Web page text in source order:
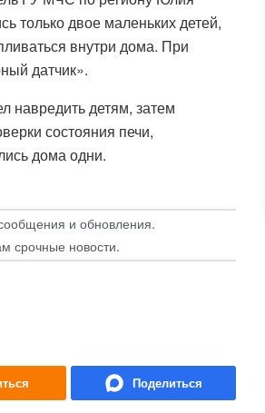
только двое маленьких детей,
внутри дома. При
датчик».
навредить детям, затем
состояния печи,
дома одни.
и обновления.
срочные новости.